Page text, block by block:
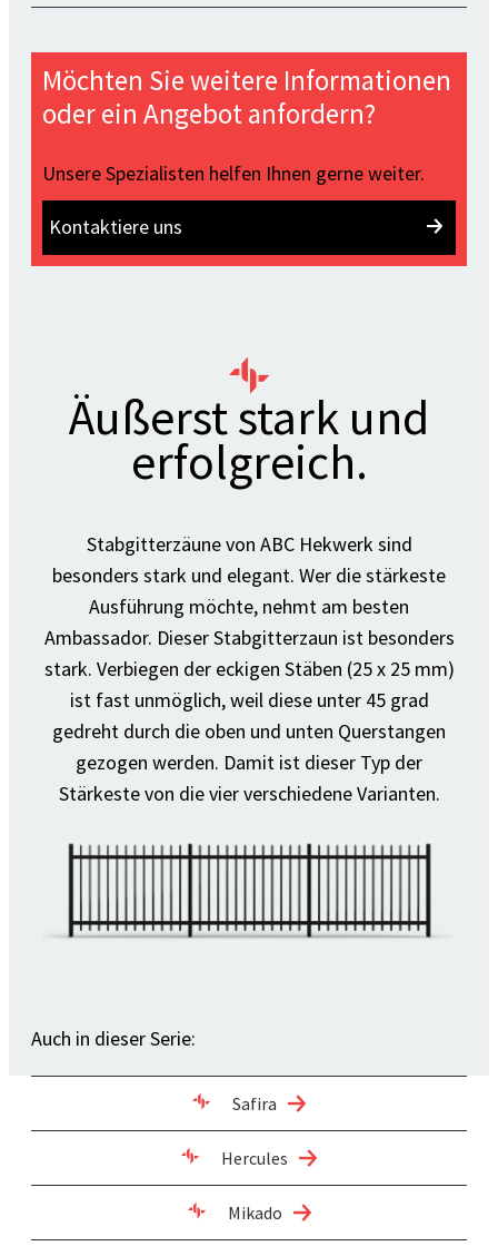
Möchten Sie weitere Informationen
oder ein Angebot anfordern?
Unsere Spezialisten helfen Ihnen gerne weiter.
Kontaktiere uns
Äußerst stark und
erfolgreich.
Stabgitterzäune von ABC Hekwerk sind
besonders stark und elegant. Wer die stärkeste
Ausführung möchte, nehmt am besten
Ambassador. Dieser Stabgitterzaun ist besonders
stark. Verbiegen der eckigen Stäben (25 x 25 mm)
ist fast unmöglich, weil diese unter 45 grad
gedreht durch die oben und unten Querstangen
gezogen werden. Damit ist dieser Typ der
Stärkeste von die vier verschiedene Varianten.
Auch in dieser Serie:
Safira
Hercules
Mikado